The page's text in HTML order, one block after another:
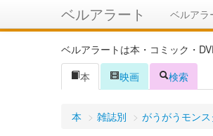
ベルアラート ベルアラ
ベルアラートは本・コミック・
本
映画 検索
本 > 雑誌別 > がうがうモンス